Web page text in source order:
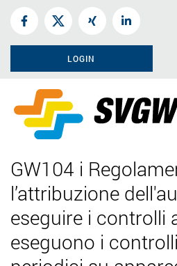
LOGIN
GW104 i
l’attribuzione
eseguire i controlli
eseguono i